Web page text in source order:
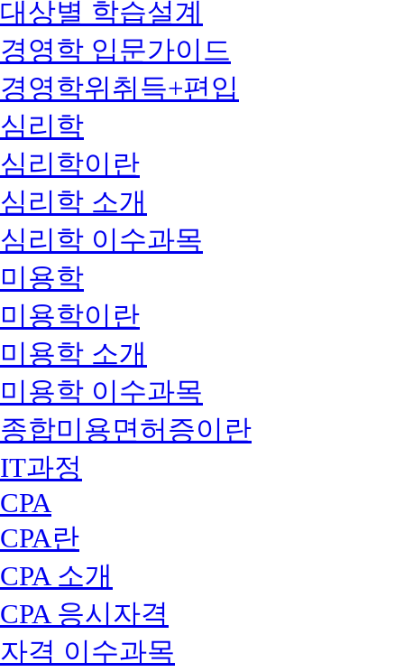
대상별 학습설계
경영학 입문가이드
경영학위취득+편입
심리학
심리학이란
심리학 소개
심리학 이수과목
미용학
미용학이란
미용학 소개
미용학 이수과목
종합미용면허증이란
IT과정
CPA
CPA란
CPA 소개
CPA 응시자격
자격 이수과목